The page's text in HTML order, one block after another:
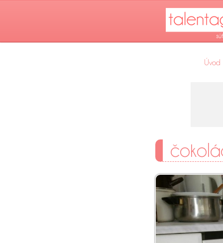
Úvod